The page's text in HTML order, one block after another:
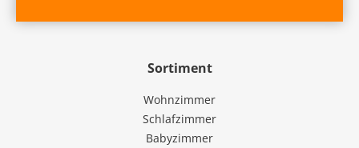
Sortiment
Wohnzimmer
Schlafzimmer
Babyzimmer